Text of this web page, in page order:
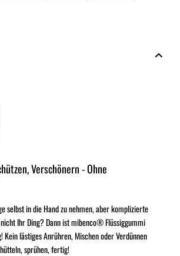
Verschönern - Ohne
selbst in die Hand zu nehmen, aber komplizierte
Ihr Ding? Dann ist mibenco® Flüssiggummi
Kein lästiges Anrühren, Mischen oder Verdünnen
sprühen, fertig!